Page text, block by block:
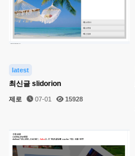
latest
최신글 slidorion
제로 07-01 15928